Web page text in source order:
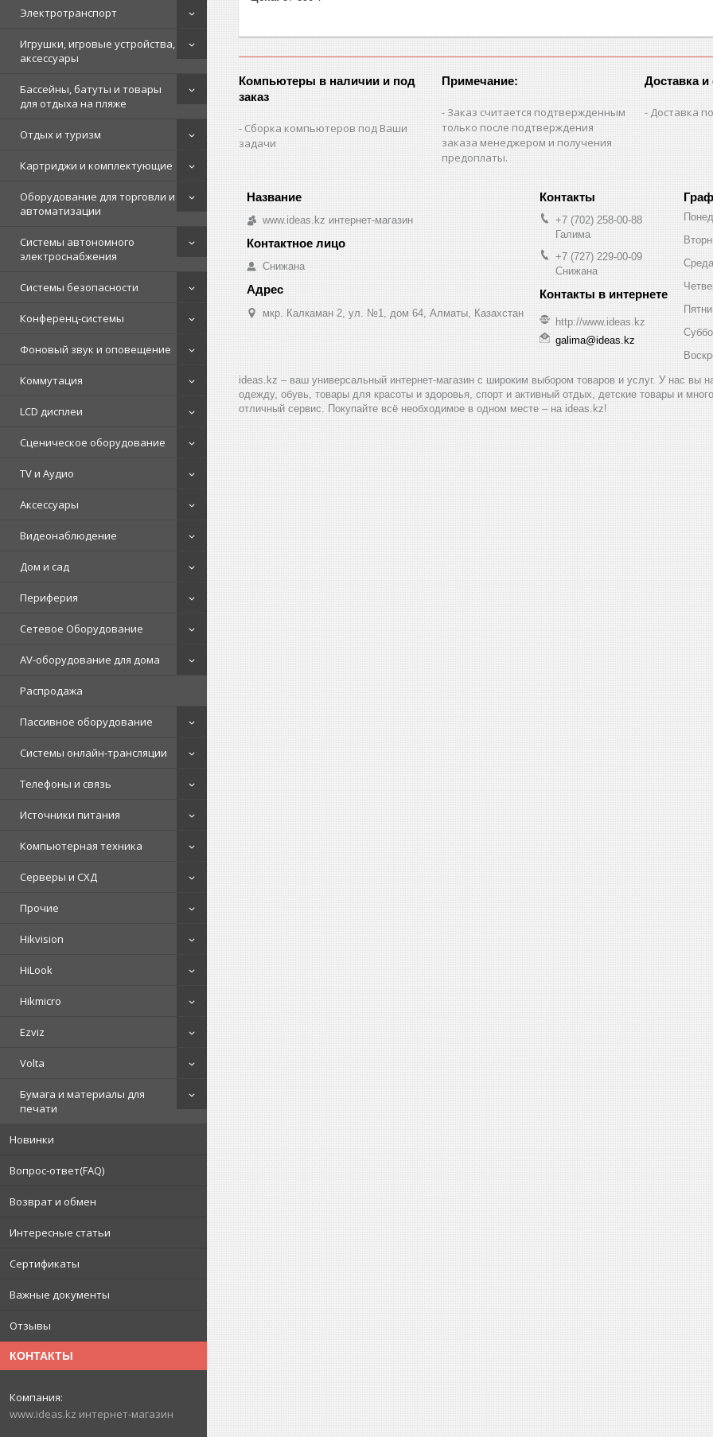
Электротранспорт
Игрушки, игровые устройства,
аксессуары
Бассейны, батуты и товары
для отдыха на пляже
Отдых и туризм
Картриджи и комплектующие
Оборудование для торговли и
автоматизации
Системы автономного
электроснабжения
Системы безопасности
Конференц-системы
Фоновый звук и оповещение
Коммутация
LCD дисплеи
Сценическое оборудование
TV и Аудио
Аксессуары
Видеонаблюдение
Дом и сад
Периферия
Сетевое Оборудование
AV-оборудование для дома
Распродажа
Пассивное оборудование
Системы онлайн-трансляции
Телефоны и связь
Источники питания
Компьютерная техника
Серверы и СХД
Прочие
Hikvision
HiLook
Hikmicro
Ezviz
Volta
Бумага и материалы для
печати
Новинки
Вопрос-ответ(FAQ)
Возврат и обмен
Интересные статьи
Сертификаты
Важные документы
Отзывы
КОНТАКТЫ
www.ideas.kz интернет-магазин
Компьютеры в наличии и под
заказ
Сборка компьютеров под Ваши
задачи
Примечание:
Заказ считается подтвержденным
только после подтверждения
заказа менеджером и получения
предоплаты.
Доставка и
Доставка
www.ideas.kz интернет-магазин
Снижана
мкр. Калкаман 2, ул. №1, дом 64, Алматы, Казахстан
+7 (702) 258-00-88
Галима
+7 (727) 229-00-09
Снижана
http://www.ideas.kz
galima@ideas.kz
Среда
ideas.kz – ваш универсальный интернет-магазин с широким выбором товаров и услуг. У нас вы
одежду, обувь, товары для красоты и здоровья, спорт и активный отдых, детские товары и
отличный сервис. Покупайте всё необходимое в одном месте – на ideas.kz!